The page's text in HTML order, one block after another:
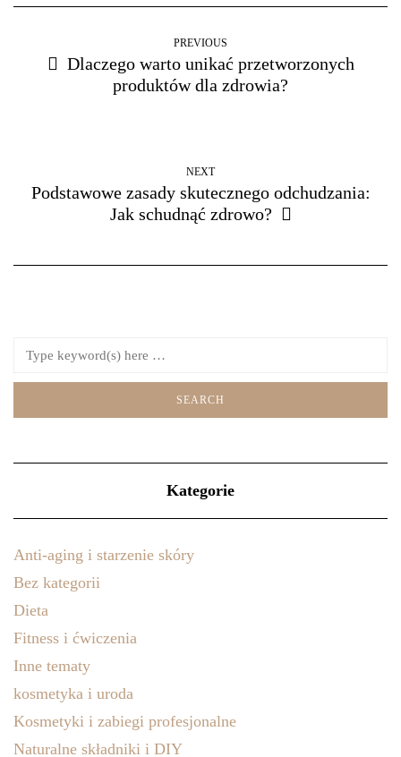
PREVIOUS
Dlaczego warto unikać przetworzonych
produktów dla zdrowia?
NEXT
Podstawowe zasady skutecznego odchudzania:
Jak schudnąć zdrowo?
Kategorie
Anti-aging i starzenie skóry
Bez kategorii
Dieta
Fitness i ćwiczenia
Inne tematy
kosmetyka i uroda
Kosmetyki i zabiegi profesjonalne
Naturalne składniki i DIY